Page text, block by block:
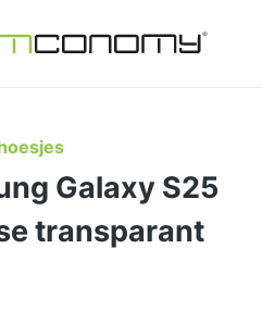
bevat 0 artikelen.
Galaxy S25
transparant